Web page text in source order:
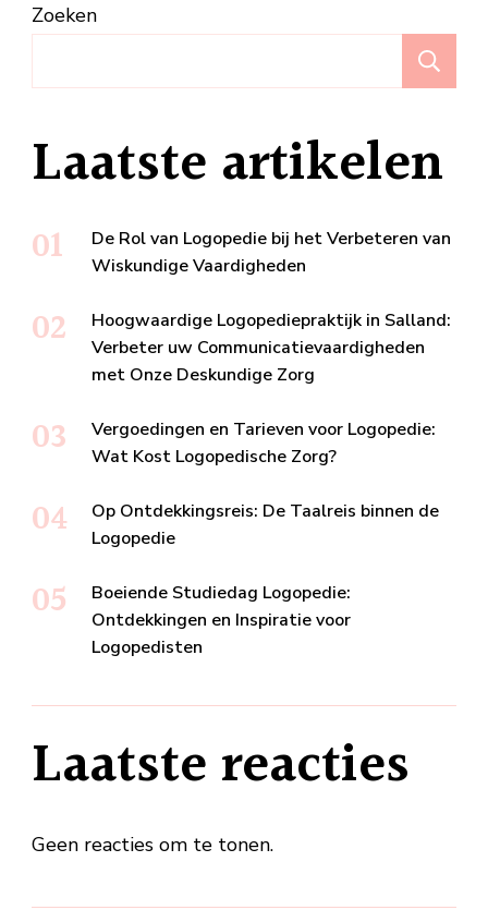
Zoeken
Laatste artikelen
De Rol van Logopedie bij het Verbeteren van
Wiskundige Vaardigheden
Hoogwaardige Logopediepraktijk in Salland:
Verbeter uw Communicatievaardigheden
met Onze Deskundige Zorg
Vergoedingen en Tarieven voor Logopedie:
Wat Kost Logopedische Zorg?
Op Ontdekkingsreis: De Taalreis binnen de
Logopedie
Boeiende Studiedag Logopedie:
Ontdekkingen en Inspiratie voor
Logopedisten
Laatste reacties
Geen reacties om te tonen.